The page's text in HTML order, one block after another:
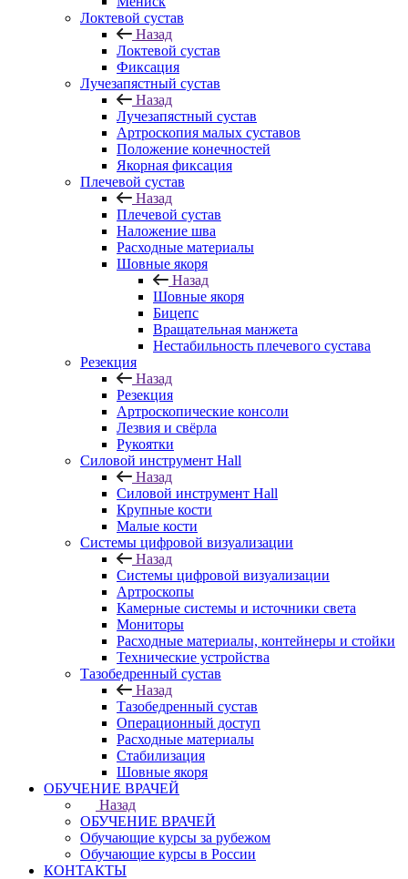
Локтевой сустав
Назад
Локтевой сустав
Фиксация
Лучезапястный сустав
Назад
Лучезапястный сустав
Артроскопия малых суставов
Положение конечностей
Якорная фиксация
Плечевой сустав
Назад
Плечевой сустав
Наложение шва
Расходные материалы
Шовные якоря
Назад
Шовные якоря
Бицепс
Вращательная манжета
Нестабильность плечевого сустава
Резекция
Назад
Резекция
Артроскопические консоли
Лезвия и свёрла
Рукоятки
Силовой инструмент Hall
Назад
Силовой инструмент Hall
Крупные кости
Малые кости
Системы цифровой визуализации
Назад
Системы цифровой визуализации
Артроскопы
Камерные системы и источники света
Мониторы
Расходные материалы, контейнеры и стойки
Технические устройства
Тазобедренный сустав
Назад
Тазобедренный сустав
Операционный доступ
Расходные материалы
Стабилизация
Шовные якоря
ОБУЧЕНИЕ ВРАЧЕЙ
Назад
ОБУЧЕНИЕ ВРАЧЕЙ
Обучающие курсы за рубежом
Обучающие курсы в России
КОНТАКТЫ